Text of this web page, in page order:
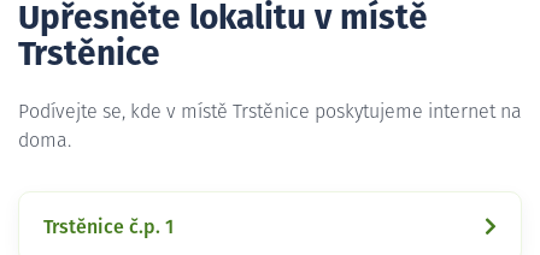
Upřesněte lokalitu v místě
Trstěnice
Podívejte se, kde v místě Trstěnice poskytujeme internet na
doma.
Trstěnice č.p. 1